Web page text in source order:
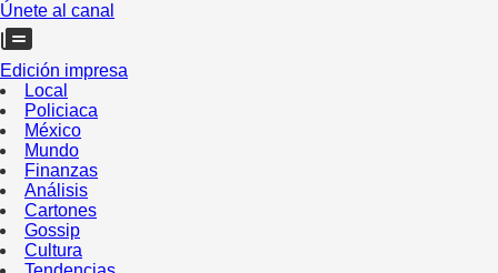
Únete al canal
Edición impresa
Local
Policiaca
México
Mundo
Finanzas
Análisis
Cartones
Gossip
Cultura